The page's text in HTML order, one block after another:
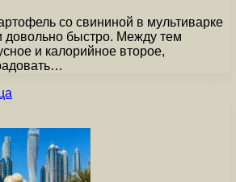
со свининой в мультиварке
довольно быстро. Между тем
и калорийное второе,